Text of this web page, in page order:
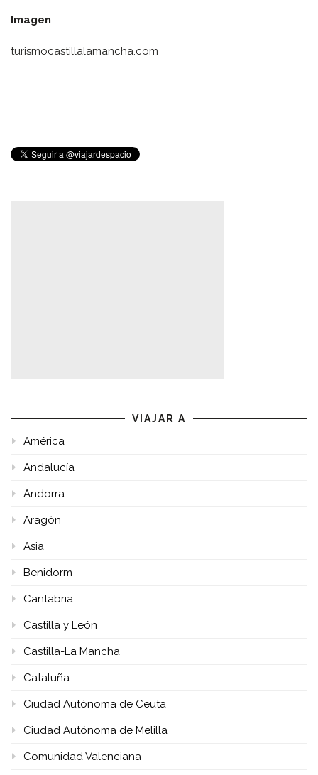
Imagen:
turismocastillalamancha.com
VIAJAR A
América
Andalucía
Andorra
Aragón
Asia
Benidorm
Cantabria
Castilla y León
Castilla-La Mancha
Cataluña
Ciudad Autónoma de Ceuta
Ciudad Autónoma de Melilla
Comunidad Valenciana